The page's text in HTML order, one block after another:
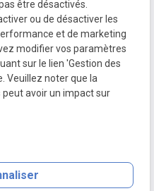
à Paris 7, assure une
en droit pénal
à Paris, Bobigny et Evry.
être désactivés.
ou de désactiver les
et de marketing
modifier vos paramètres
sur le lien 'Gestion des
Veuillez noter que la
avoir un impact sur